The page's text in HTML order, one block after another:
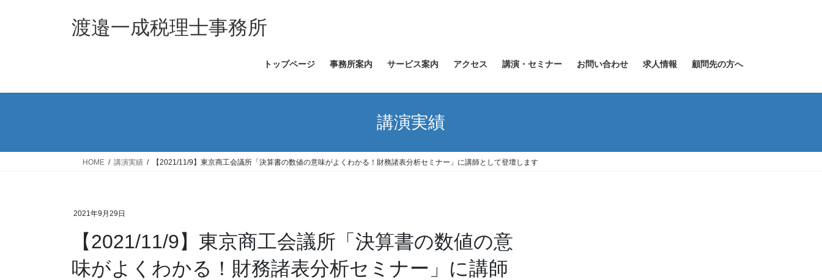
ス
ン
渡邉一成税理士事務所
トップページ 事務所案内 サービス案内 アクセス 講演・セミナー お問い合わせ 求人情報 顧問先の方へ
講演実績
HOME 講演実績 【2021/11/9】東京商工会議所「決算書の数値の意味がよくわかる！財務諸表分析セミナー」に講師として登壇します
2021年9月29日
【2021/11/9】東京商工会議所「決算書の数値の意
味がよくわかる！財務諸表分析セミナー」に講師